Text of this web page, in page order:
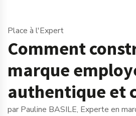
Place à l'Expert
Comment
marque
authentique et
par Pauline BASILE, Experte en